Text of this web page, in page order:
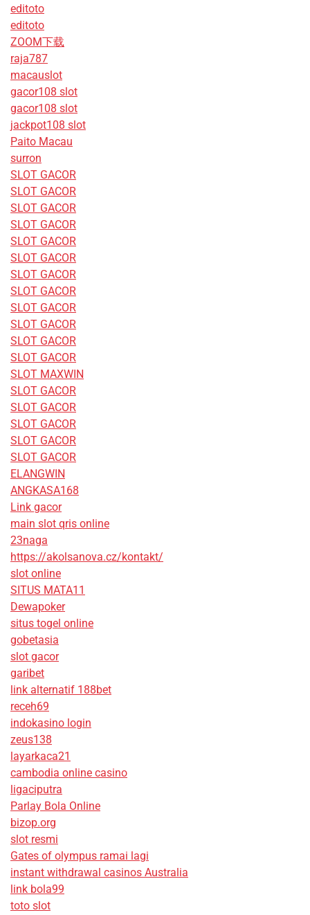
editoto
editoto
ZOOM下载
raja787
macauslot
gacor108 slot
gacor108 slot
jackpot108 slot
Paito Macau
surron
SLOT GACOR
SLOT GACOR
SLOT GACOR
SLOT GACOR
SLOT GACOR
SLOT GACOR
SLOT GACOR
SLOT GACOR
SLOT GACOR
SLOT GACOR
SLOT GACOR
SLOT GACOR
SLOT MAXWIN
SLOT GACOR
SLOT GACOR
SLOT GACOR
SLOT GACOR
SLOT GACOR
ELANGWIN
ANGKASA168
Link gacor
main slot qris online
23naga
https://akolsanova.cz/kontakt/
slot online
SITUS MATA11
Dewapoker
situs togel online
gobetasia
slot gacor
garibet
link alternatif 188bet
receh69
indokasino login
zeus138
layarkaca21
cambodia online casino
ligaciputra
Parlay Bola Online
bizop.org
slot resmi
Gates of olympus ramai lagi
instant withdrawal casinos Australia
link bola99
toto slot